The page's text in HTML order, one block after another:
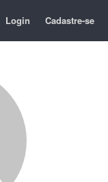
Login Cadastre-se